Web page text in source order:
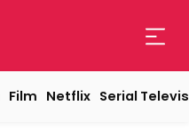
Film Netflix Serial